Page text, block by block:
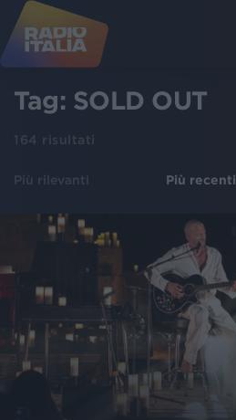
Tag: SOLD OUT
164 risultati
Più rilevanti Più recenti